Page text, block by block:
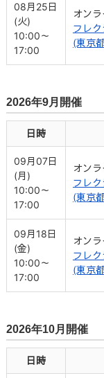
08月25日
(火)
10:00～
17:00
オン
フレ
(東京
2026年9月開催
日時
09月07日
(月)
10:00～
17:00
オン
フレ
(東京
09月18日
(金)
10:00～
17:00
オン
フレ
(東京
2026年10月開催
日時